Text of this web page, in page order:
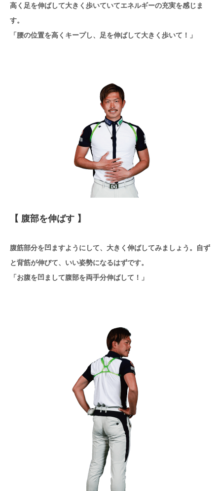
高く足を伸ばして大きく歩いていてエネルギーの充実を感じま
す。
「腰の位置を高くキープし、足を伸ばして大きく歩いて！」
【 腹部を伸ばす 】
腹筋部分を凹ますようにして、大きく伸ばしてみましょう。自ず
と背筋が伸びて、いい姿勢になるはずです。
「お腹を凹まして腹部を両手分伸ばして！」